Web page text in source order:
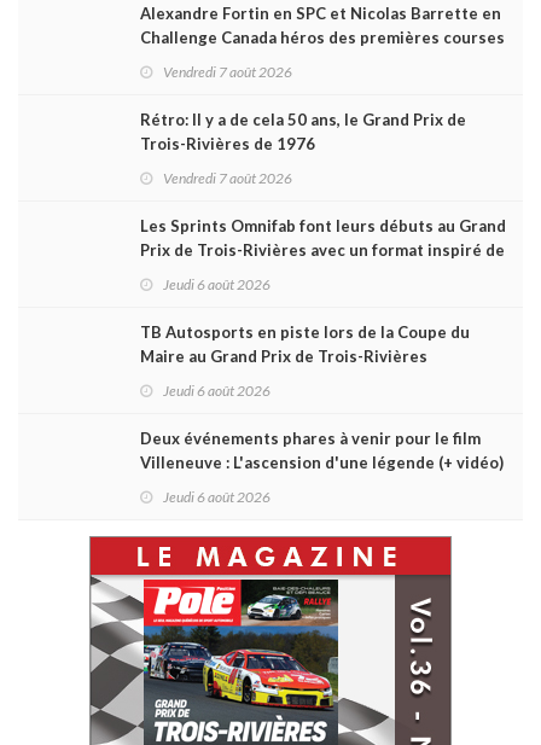
Alexandre Fortin en SPC et Nicolas Barrette en
Challenge Canada héros des premières courses
Vendredi 7 août 2026
Rétro: Il y a de cela 50 ans, le Grand Prix de
Trois-Rivières de 1976
Vendredi 7 août 2026
Les Sprints Omnifab font leurs débuts au Grand
Prix de Trois-Rivières avec un format inspiré de
Jeudi 6 août 2026
TB Autosports en piste lors de la Coupe du
Maire au Grand Prix de Trois-Rivières
Jeudi 6 août 2026
Deux événements phares à venir pour le film
Villeneuve : L'ascension d'une légende (+ vidéo)
Jeudi 6 août 2026